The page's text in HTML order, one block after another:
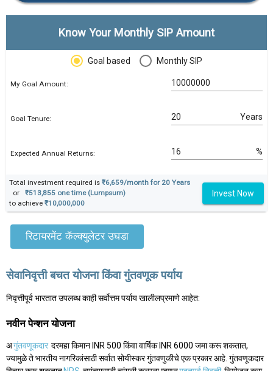
Know Your Monthly SIP Amount
Goal based Monthly SIP
My Goal Amount:
Goal Tenure: Years
Expected Annual Returns: %
Total investment required is ₹6,659/month for 20 Years
or ₹513,855 one time (Lumpsum)
to achieve ₹10,000,000
Invest Now
रिटायरमेंट कॅल्क्युलेटर उघडा
सेवानिवृत्ती बचत योजना किंवा गुंतवणूक पर्याय
निवृत्तीपूर्व भारतात उपलब्ध काही सर्वोत्तम पर्याय खालीलप्रमाणे आहेत:
नवीन पेन्शन योजना
अगुंतवणूकदार दरमहा किमान INR 500 किंवा वार्षिक INR 6000 जमा करू शकतात,
ज्यामुळे ते भारतीय नागरिकांसाठी सर्वात सोयीस्कर गुंतवणुकीचे एक प्रकार आहे. गुंतवणूकदार